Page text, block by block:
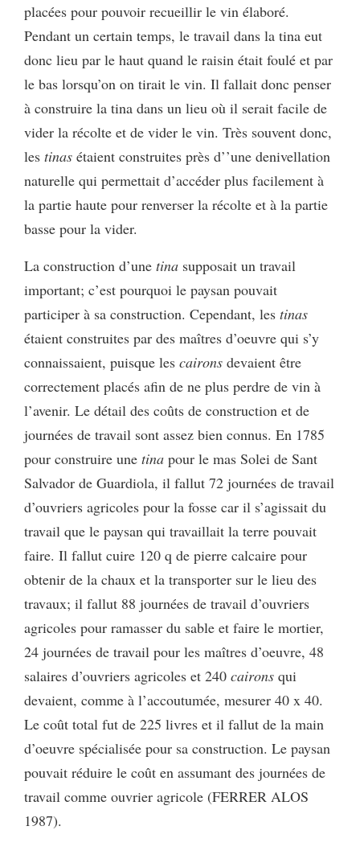
placées pour pouvoir recueillir le vin élaboré.
Pendant un certain temps, le travail dans la tina eut
donc lieu par le haut quand le raisin était foulé et par
le bas lorsqu’on on tirait le vin. Il fallait donc penser
à construire la tina dans un lieu où il serait facile de
vider la récolte et de vider le vin. Très souvent donc,
les tinas étaient construites près d’’une denivellation
naturelle qui permettait d’accéder plus facilement à
la partie haute pour renverser la récolte et à la partie
basse pour la vider.
La construction d’une tina supposait un travail
important; c’est pourquoi le paysan pouvait
participer à sa construction. Cependant, les tinas
étaient construites par des maîtres d’oeuvre qui s’y
connaissaient, puisque les cairons devaient être
correctement placés afin de ne plus perdre de vin à
l’avenir. Le détail des coûts de construction et de
journées de travail sont assez bien connus. En 1785
pour construire une tina pour le mas Solei de Sant
Salvador de Guardiola, il fallut 72 journées de travail
d’ouvriers agricoles pour la fosse car il s’agissait du
travail que le paysan qui travaillait la terre pouvait
faire. Il fallut cuire 120 q de pierre calcaire pour
obtenir de la chaux et la transporter sur le lieu des
travaux; il fallut 88 journées de travail d’ouvriers
agricoles pour ramasser du sable et faire le mortier,
24 journées de travail pour les maîtres d’oeuvre, 48
salaires d’ouvriers agricoles et 240 cairons qui
devaient, comme à l’accoutumée, mesurer 40 x 40.
Le coût total fut de 225 livres et il fallut de la main
d’oeuvre spécialisée pour sa construction. Le paysan
pouvait réduire le coût en assumant des journées de
travail comme ouvrier agricole (FERRER ALOS
1987).